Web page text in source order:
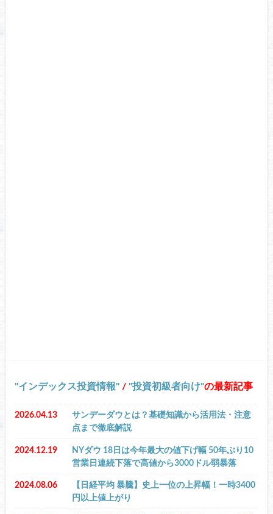
インデックス投資情報 / 投資初級者向け の最新記事
2026.04.13
サンデーダウとは？基礎知識から活用法・注意
点まで徹底解説
2024.12.19
NYダウ 18日は今年最大の値下げ幅 50年ぶり10
営業日連続下落で高値から3000ドル弱暴落
2024.08.06
【日経平均 暴騰】史上一位の上昇幅！一時3400
円以上値上がり